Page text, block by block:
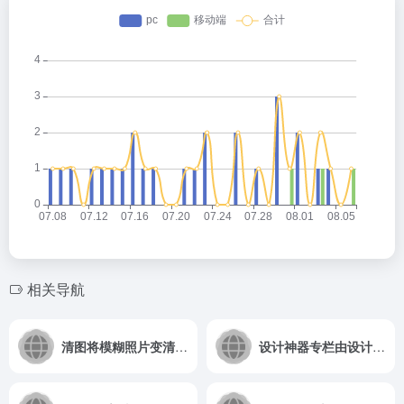
相关导航
清图将模糊照片变清晰的在线工具 设计神器专栏由设计达人亲自评测的全球优秀设计工具推荐